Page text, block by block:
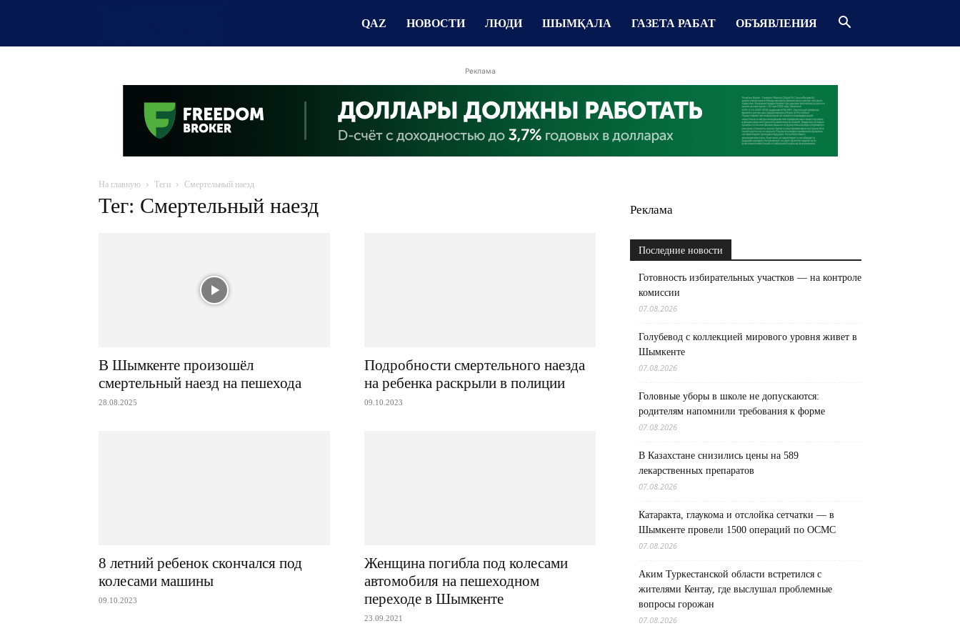
QAZ НОВОСТИ ЛЮДИ ШЫМҚАЛА ГАЗЕТА РАБАТ ОБЪЯВЛЕНИЯ
Реклама
На главную Теги Смертельный наезд
Тег: Смертельный наезд
В Шымкенте произошёл
смертельный наезд на пешехода
28.08.2025
Подробности смертельного наезда
на ребенка раскрыли в полиции
09.10.2023
8 летний ребенок скончался под
колесами машины
09.10.2023
Женщина погибла под колесами
автомобиля на пешеходном
переходе в Шымкенте
23.09.2021
Реклама
Последние новости
Готовность избирательных участков — на контроле
комиссии
07.08.2026
Голубевод с коллекцией мирового уровня живет в
Шымкенте
07.08.2026
Головные уборы в школе не допускаются:
родителям напомнили требования к форме
07.08.2026
В Казахстане снизились цены на 589
лекарственных препаратов
07.08.2026
Катаракта, глаукома и отслойка сетчатки — в
Шымкенте провели 1500 операций по ОСМС
07.08.2026
Аким Туркестанской области встретился с
жителями Кентау, где выслушал проблемные
вопросы горожан
07.08.2026